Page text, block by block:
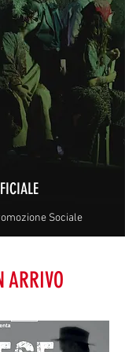
Sociale
ARRIVO